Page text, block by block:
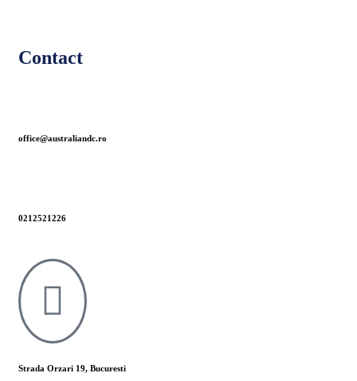
Contact
office@australiandc.ro
0212521226
Strada Orzari 19, Bucuresti